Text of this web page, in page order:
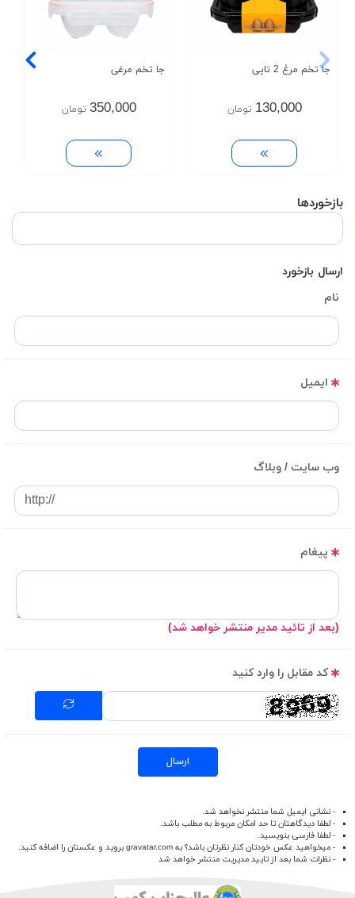
جا تخم مرغ 2 تایی
130,000 تومان
جا تخم مرغی
350,000 تومان
بازخوردها
ارسال بازخورد
نام
ایمیل
وب سایت / وبلاگ
پیغام
(بعد از تائید مدیر منتشر خواهد شد)
کد مقابل را وارد کنید
ارسال
- نشانی ایمیل شما منتشر نخواهد شد.
- لطفا دیدگاهتان تا حد امکان مربوط به مطلب باشد.
- لطفا فارسی بنویسید.
- میخواهید عکس خودتان کنار نظرتان باشد؟ به gravatar.com بروید و عکستان را اضافه کنید.
- نظرات شما بعد از تایید مدیریت منتشر خواهد شد